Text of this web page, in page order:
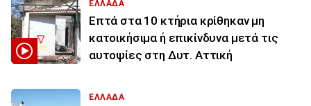
ΕΛΛΑΔΑ
Επτά στα 10 κτήρια κρίθηκαν μη
κατοικήσιμα ή επικίνδυνα μετά τις
αυτοψίες στη Δυτ. Αττική
ΕΛΛΑΔΑ